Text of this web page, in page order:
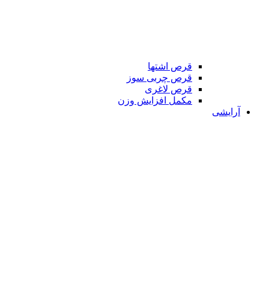
قرص اشتها
قرص چربی سوز
قرص لاغری
مکمل افزایش وزن
آرایشی